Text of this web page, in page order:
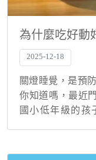
為什麼吃好動
2025-12-18
關燈睡覺，是預
你知道嗎，最近
國小低年級的孩
現了一個共同...